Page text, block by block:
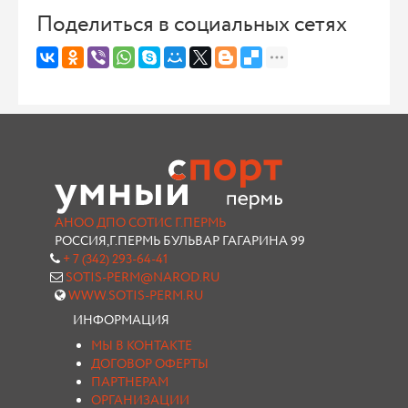
Поделиться в социальных сетях
АНОО ДПО СОТИС Г.ПЕРМЬ
РОССИЯ,Г.ПЕРМЬ БУЛЬВАР ГАГАРИНА 99
+ 7 (342) 293-64-41
SOTIS-PERM@NAROD.RU
WWW.SOTIS-PERM.RU
ИНФОРМАЦИЯ
МЫ В КОНТАКТЕ
ДОГОВОР ОФЕРТЫ
ПАРТНЕРАМ
ОРГАНИЗАЦИИ